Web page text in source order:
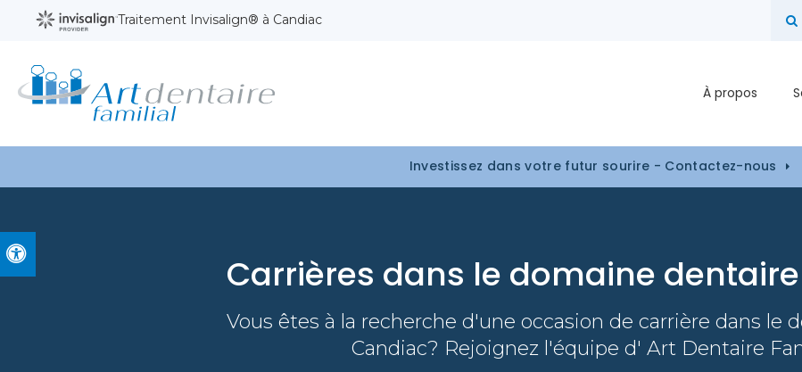
Traitement Invisalign® à Candiac
À propos
Investissez dans votre futur sourire - Contactez-nous
Carrières dans le domaine
Vous êtes à la recherche d'une occasion de carrière dans le
Candiac? Rejoignez l'équipe d' Art Dentaire